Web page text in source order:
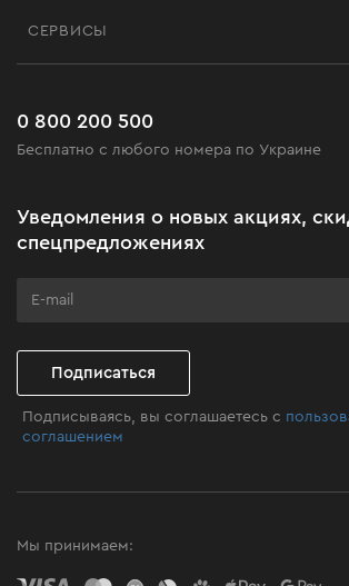
Черная пятница
Клуб мастерства
Часто задаваемые вопросы
СЕРВИСЫ
0 800 200 500
Бесплатно с любого номера по Украине
Уведомления о новых акциях,
спецпредложениях
Подписаться
Подписываясь, вы соглашаетесь с
соглашением
Мы принимаем: